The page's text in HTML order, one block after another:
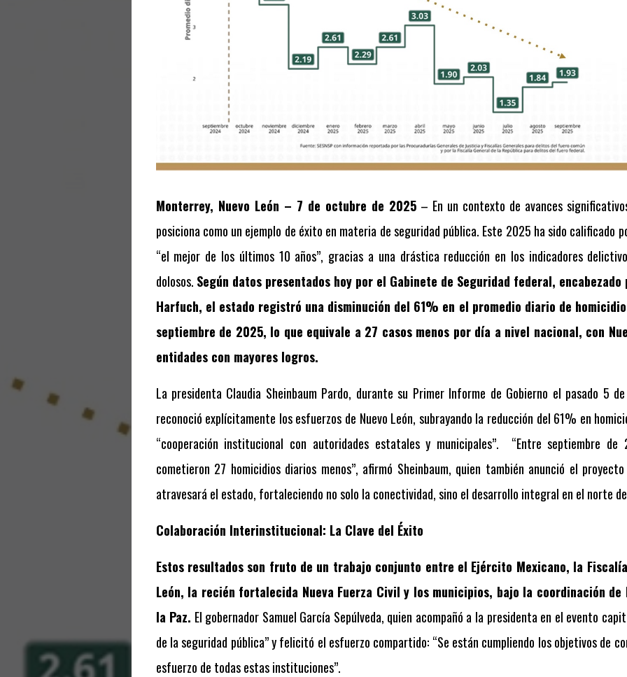
Monterrey, Nuevo León – 7 de octubre de 2025– En un contexto de avances
posiciona como un ejemplo de éxito en materia de seguridad pública. Este 2025 ha sido calificado
“el mejor de los últimos 10 años”, gracias a una drástica reducción en los indicadores
dolosos. Según datos presentados hoy por el Gabinete de Seguridad federal,
Harfuch, el estado registró una disminución del 61% en el promedio diario de
septiembre de 2025, lo que equivale a 27 casos menos por día a nivel nacional, con
entidades con mayores logros.
La presidenta Claudia Sheinbaum Pardo, durante su Primer Informe de Gobierno el pasado 5
reconoció explícitamente los esfuerzos de Nuevo León, subrayando la reducción del 61% en
“cooperación institucional con autoridades estatales y municipales”.
“Entre septiembre
cometieron 27 homicidios diarios menos”, afirmó Sheinbaum, quien también anunció el
atravesará el estado, fortaleciendo no solo la conectividad, sino el desarrollo integral en el norte
Colaboración Interinstitucional: La Clave del Éxito
Estos resultados son fruto de un trabajo conjunto entre el Ejército Mexicano, la
León, la recién fortalecida Nueva Fuerza Civil y los municipios, bajo la coordinación de
la Paz. El gobernador Samuel García Sepúlveda, quien acompañó a la presidenta en el evento
de la seguridad pública” y felicitó el esfuerzo compartido: “Se están cumpliendo los objetivos de
esfuerzo de todas estas instituciones”.